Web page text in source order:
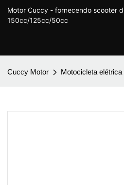
Motor Cuccy - fornecendo scooter
150cc/125cc/50cc
Cuccy Motor Motocicleta